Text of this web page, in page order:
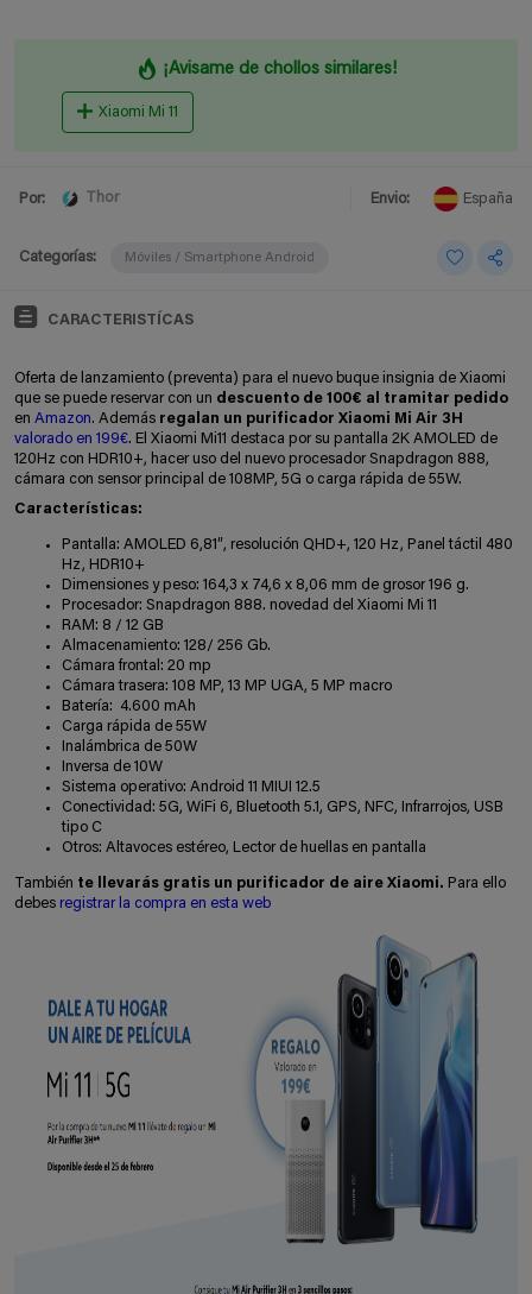
¡Avisame de chollos similares!
Xiaomi Mi 11
Por: Thor Envio: España
Categorías: Móviles / Smartphone Android
CARACTERISTÍCAS
Oferta de lanzamiento (preventa) para el nuevo buque insignia de Xiaomi
que se puede reservar con un descuento de 100€ al tramitar pedido
en Amazon. Además regalan un purificador Xiaomi Mi Air 3H
valorado en 199€. El Xiaomi Mi11 destaca por su pantalla 2K AMOLED de
120Hz con HDR10+, hacer uso del nuevo procesador Snapdragon 888,
cámara con sensor principal de 108MP, 5G o carga rápida de 55W.
Características:
Pantalla: AMOLED 6,81″, resolución QHD+, 120 Hz, Panel táctil 480
Hz, HDR10+
Dimensiones y peso: 164,3 x 74,6 x 8,06 mm de grosor 196 g.
Procesador: Snapdragon 888. novedad del Xiaomi Mi 11
RAM: 8 / 12 GB
Almacenamiento: 128/ 256 Gb.
Cámara frontal: 20 mp
Cámara trasera: 108 MP, 13 MP UGA, 5 MP macro
Batería: 4.600 mAh
Carga rápida de 55W
Inalámbrica de 50W
Inversa de 10W
Sistema operativo: Android 11 MIUI 12.5
Conectividad: 5G, WiFi 6, Bluetooth 5.1, GPS, NFC, Infrarrojos, USB
tipo C
Otros: Altavoces estéreo, Lector de huellas en pantalla
También te llevarás gratis un purificador de aire Xiaomi. Para ello
debes registrar la compra en esta web